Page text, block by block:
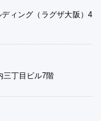
ィング（ラグザ大阪）4
三丁目ビル7階